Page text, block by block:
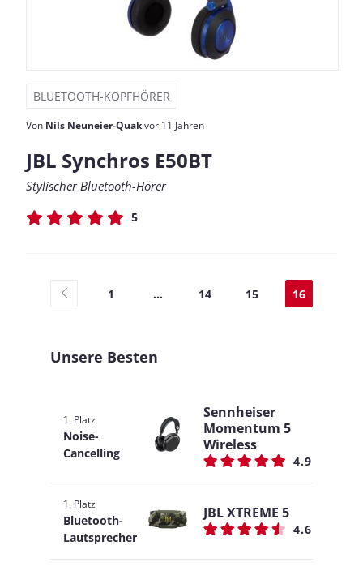
BLUETOOTH-KOPFHÖRER
Von Nils Neuneier-Quakvor 11 Jahren
JBL Synchros E50BT
Stylischer Bluetooth-Hörer
5
1 ... 14 15 16
Unsere Besten
1. Platz
Noise-
Cancelling
Sennheiser
Momentum 5
Wireless
4.9
1. Platz
Bluetooth-
Lautsprecher
JBL XTREME 5
4.6